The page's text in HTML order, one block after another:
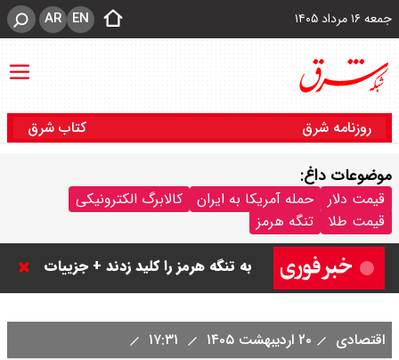
جمعه ۱۶ مرداد ۱۴۰۵ EN
AR
روزنامه شرق کتاب شرق
موضوعات داغ:
قیمت دلار حمله آمریکا به ایران
کالابرگ الکترونیکی
قیمت طلا
تنگه هرمز
به تنگه هرمز را کلید زدند + جزییات
اقتصادی ۲۰ اردیبهشت ۱۴۰۵